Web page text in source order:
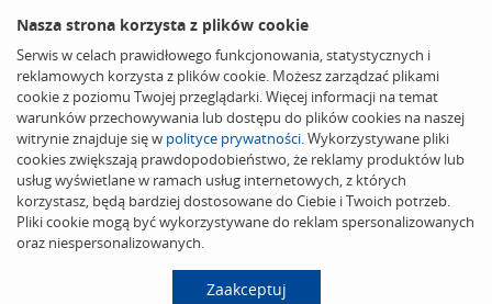
Nasza strona korzysta z plików cookie
Serwis w celach prawidłowego funkcjonowania, statystycznych i
reklamowych korzysta z plików cookie. Możesz zarządzać plikami
cookie z poziomu Twojej przeglądarki. Więcej informacji na temat
warunków przechowywania lub dostępu do plików cookies na naszej
witrynie znajduje się w polityce prywatności. Wykorzystywane pliki
cookies zwiększają prawdopodobieństwo, że reklamy produktów lub
usług wyświetlane w ramach usług internetowych, z których
korzystasz, będą bardziej dostosowane do Ciebie i Twoich potrzeb.
Pliki cookie mogą być wykorzystywane do reklam spersonalizowanych
oraz niespersonalizowanych.
Zaakceptuj